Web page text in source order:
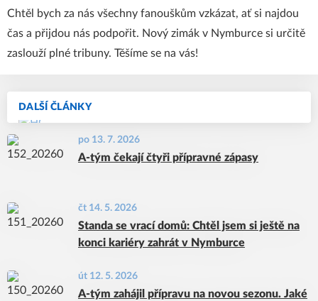
DALŠÍ ČLÁNKY
po 13. 7. 2026
A-tým čekají čtyři přípravné zápasy
čt 14. 5. 2026
Standa se vrací domů: Chtěl jsem si ještě na
konci kariéry zahrát v Nymburce
út 12. 5. 2026
A-tým zahájil přípravu na novou sezonu. Jaké
Chtěl bych za nás všechny fanouškům vzkázat, ať si najdou
čas a přijdou nás podpořit. Nový zimák v Nymburce si určitě
zaslouží plné tribuny. Těšíme se na vás!